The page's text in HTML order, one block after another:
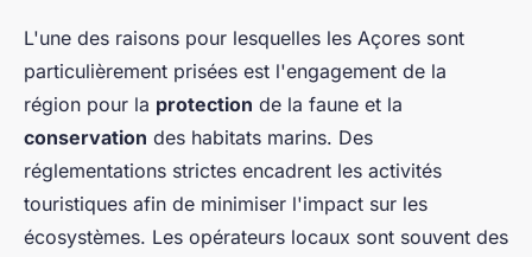
L'une des raisons pour lesquelles les Açores sont
particulièrement prisées est l'engagement de la
région pour la protection de la faune et la
conservation des habitats marins. Des
réglementations strictes encadrent les activités
touristiques afin de minimiser l'impact sur les
écosystèmes. Les opérateurs locaux sont souvent des